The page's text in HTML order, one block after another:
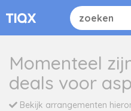
Momenteel
deals voor
Bekijk arrangementen